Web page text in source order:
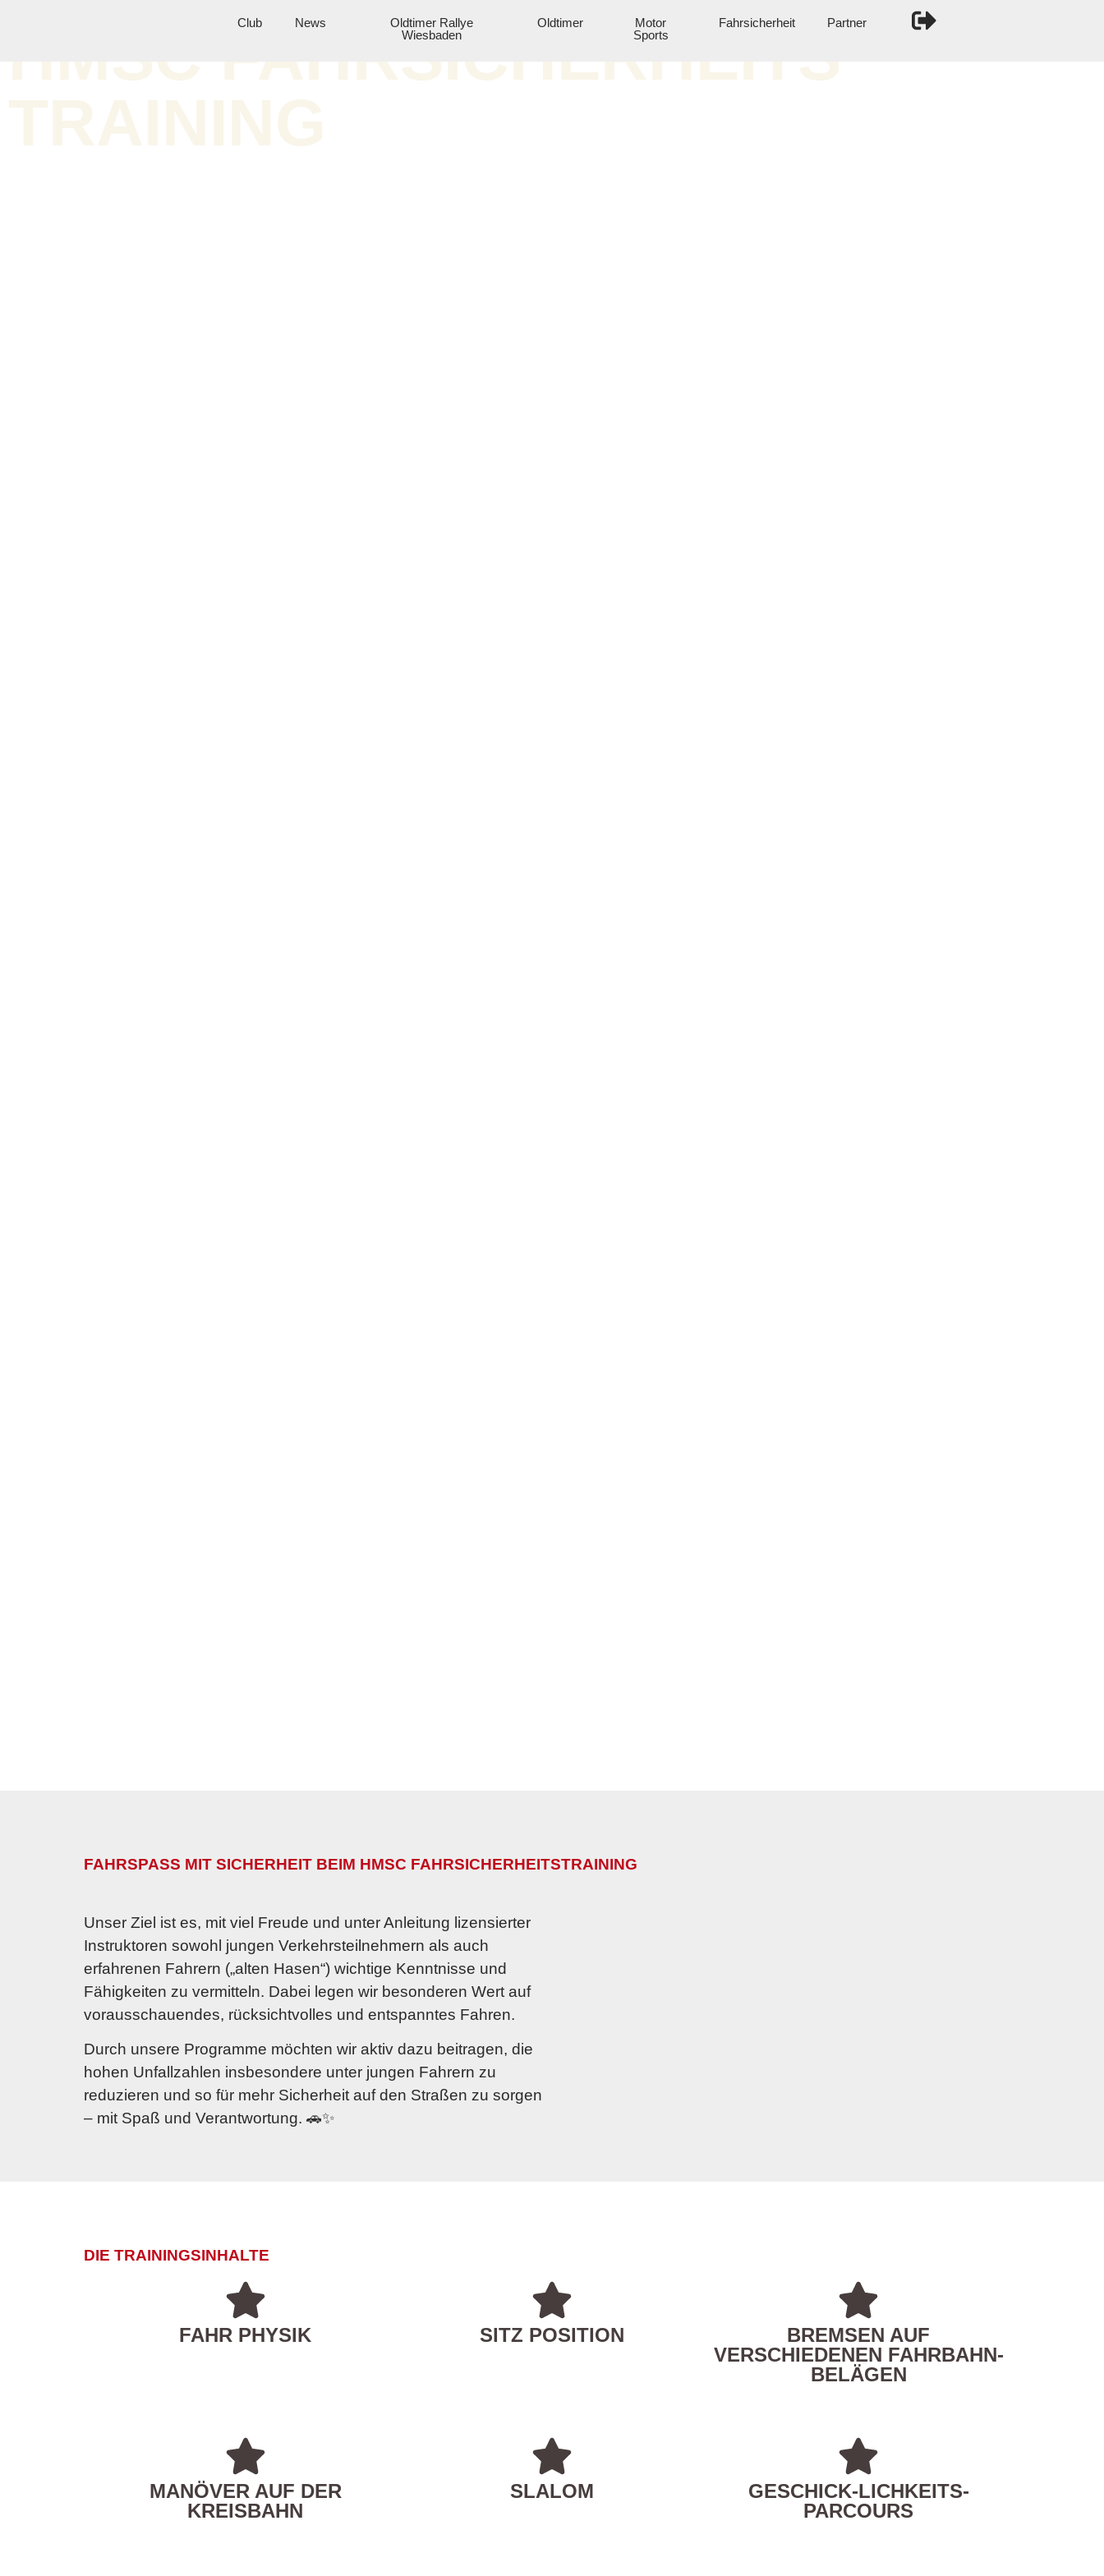
Club News
Oldtimer Rallye
Wiesbaden
Oldtimer
Motor
Sports
Fahrsicherheit Partner
HMSC FAHRSICHERHEITS
FAHRSPASS MIT SICHERHEIT BEIM HMSC FAHRSICHERHEITSTRAINING
Unser Ziel ist es, mit viel Freude und unter Anleitung lizensierter
Instruktoren sowohl jungen Verkehrsteilnehmern als auch
erfahrenen Fahrern („alten Hasen“) wichtige Kenntnisse und
Fähigkeiten zu vermitteln. Dabei legen wir besonderen Wert auf
vorausschauendes, rücksichtvolles und entspanntes Fahren.
Durch unsere Programme möchten wir aktiv dazu beitragen, die
hohen Unfallzahlen insbesondere unter jungen Fahrern zu
reduzieren und so für mehr Sicherheit auf den Straßen zu sorgen
– mit Spaß und Verantwortung. 🚗✨
DIE TRAININGSINHALTE
FAHR PHYSIK SITZ POSITION
BREMSEN AUF
VERSCHIEDENEN FAHRBAHN-
BELÄGEN
MANÖVER AUF DER
KREISBAHN
SLALOM
GESCHICK-LICHKEITS-
PARCOURS